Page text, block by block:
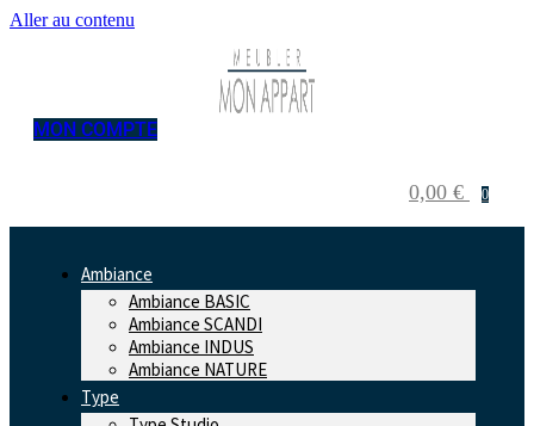
Aller au contenu
MON COMPTE
0,00 € 0
Ambiance
Ambiance BASIC
Ambiance SCANDI
Ambiance INDUS
Ambiance NATURE
Type